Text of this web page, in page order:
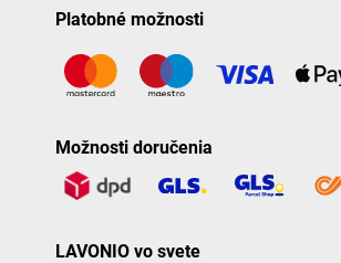
Platobné možnosti
Možnosti doručenia
LAVONIO vo svete